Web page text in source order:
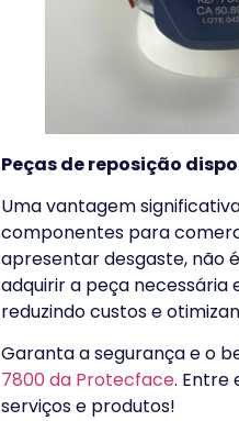
Peças de reposição
Uma vantagem
componentes para
apresentar desgaste, não
adquirir a peça necessária
reduzindo custos e
Garanta a segurança e o
7800 da Protecface. Entre
serviços e produtos!